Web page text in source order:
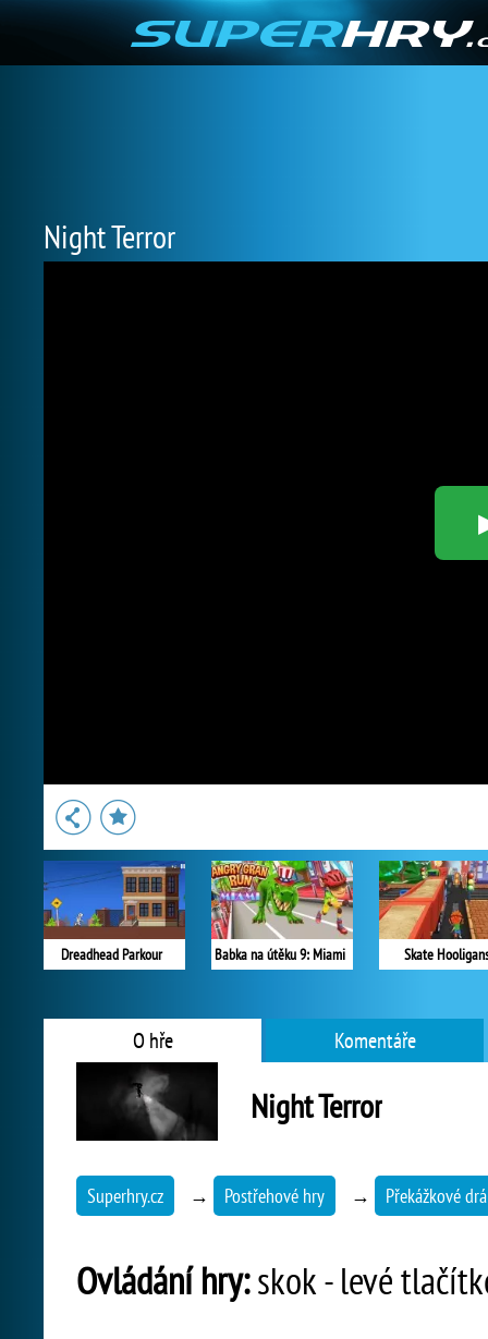
Night Terror
Dreadhead Parkour Babka na útěku 9: Miami Skate
O hře Komentáře
Night Terror
Superhry.cz → Postřehové hry → Překážkové
Ovládání hry:skok - levé